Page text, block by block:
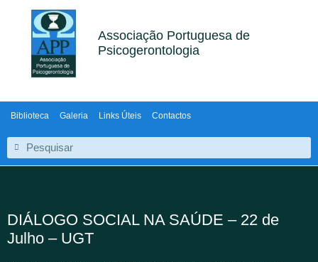
Associação Portuguesa de
Psicogerontologia
Biblioteca Galeria Links Úteis Contactos
DIÁLOGO SOCIAL NA SAÚDE – 22 de
Julho – UGT